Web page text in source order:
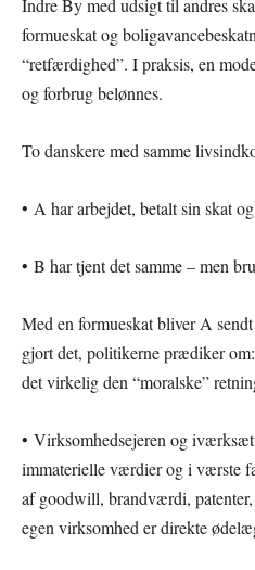
Indre By med udsigt til andres
formueskat og
“retfærdighed”. I praksis, en
og forbrug belønnes.
To danskere med samme
• A har arbejdet, betalt sin skat
• B har tjent det samme – men
Med en formueskat bliver A
gjort det, politikerne prædiker
det virkelig den “moralske”
• Virksomhedsejeren og
immaterielle værdier og i værste
af goodwill, brandværdi,
egen virksomhed er direkte